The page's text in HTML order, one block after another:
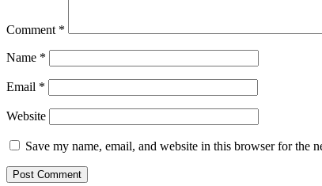
Comment *
Name *
Email *
Website
Save my name, email, and website in this browser for the